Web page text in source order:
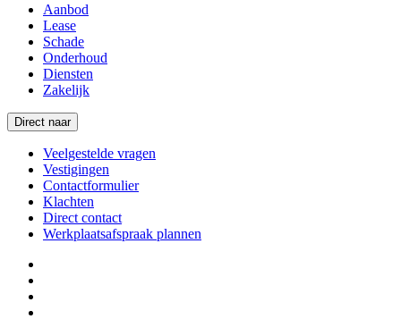
Aanbod
Lease
Schade
Onderhoud
Diensten
Zakelijk
Direct naar
Veelgestelde vragen
Vestigingen
Contactformulier
Klachten
Direct contact
Werkplaatsafspraak plannen